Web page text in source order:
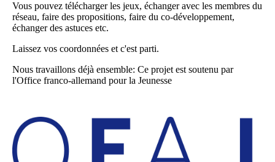
Vous pouvez télécharger les jeux, échanger avec les membres du
réseau, faire des propositions, faire du co-développement,
échanger des astuces etc.
Laissez vos coordonnées et c'est parti.
Nous travaillons déjà ensemble: Ce projet est soutenu par
l'Office franco-allemand pour la Jeunesse